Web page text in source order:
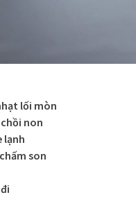
lối mòn
non
lạnh
son